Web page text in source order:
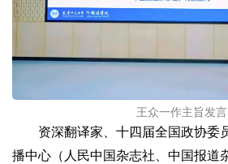
王众一作主旨发言
资深翻译家、十四届全国政协委
播中心（人民中国杂志社、中国报道